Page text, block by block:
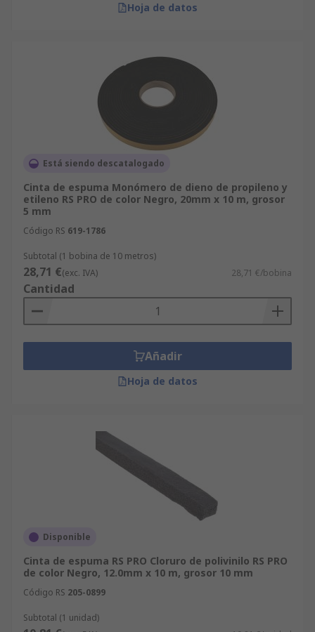
Hoja de datos
Está siendo descatalogado
Cinta de espuma Monómero de dieno de propileno y
etileno RS PRO de color Negro, 20mm x 10 m, grosor
5 mm
Código RS 619-1786
Subtotal (1 bobina de 10 metros)
28,71 €(exc. IVA) 28,71 €/bobina
Cantidad
Añadir
Hoja de datos
Disponible
Cinta de espuma RS PRO Cloruro de polivinilo RS PRO
de color Negro, 12.0mm x 10 m, grosor 10 mm
Código RS 205-0899
Subtotal (1 unidad)